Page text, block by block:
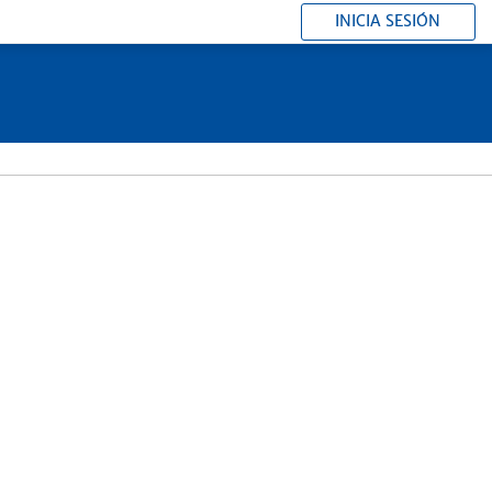
INICIA SESIÓN